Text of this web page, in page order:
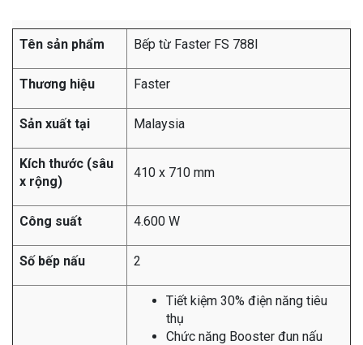
Tên sản phẩm Bếp từ Faster FS 788I
Thương hiệu Faster
Sản xuất tại Malaysia
Kích thước (sâu
x rộng)
410 x 710 mm
Công suất 4.600 W
Số bếp nấu 2
Tiết kiệm 30% điện năng tiêu
thụ
Chức năng Booster đun nấu